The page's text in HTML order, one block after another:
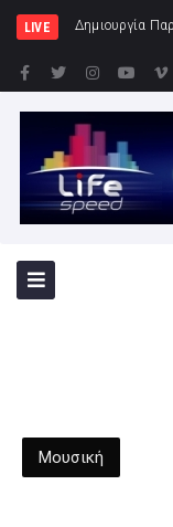
LIVE Δημιουργία
Μουσική